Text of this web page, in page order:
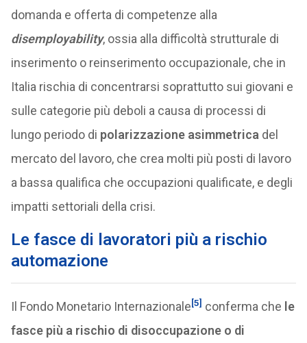
domanda e offerta di competenze alla
disemployability, ossia alla difficoltà strutturale di
inserimento o reinserimento occupazionale, che in
Italia rischia di concentrarsi soprattutto sui giovani e
sulle categorie più deboli a causa di processi di
lungo periodo di polarizzazione asimmetrica del
mercato del lavoro, che crea molti più posti di lavoro
a bassa qualifica che occupazioni qualificate, e degli
impatti settoriali della crisi.
Le fasce di lavoratori più a rischio
automazione
Il Fondo Monetario Internazionale[5] conferma che le
fasce più a rischio di disoccupazione o di